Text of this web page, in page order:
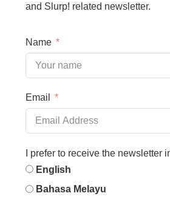
and Slurp! related newsletter.
Name
Email
I prefer to receive the newsletter
English
Bahasa Melayu